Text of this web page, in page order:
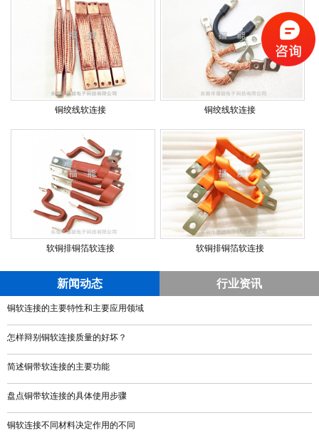
铜绞线软连接 铜绞线软连接
软铜排铜箔软连接 软铜排铜箔软连接
新闻动态 行业资讯
铜软连接的主要特性和主要应用领域
怎样辩别铜软连接质量的好坏？
简述铜带软连接的主要功能
盘点铜带软连接的具体使用步骤
铜软连接不同材料决定作用的不同